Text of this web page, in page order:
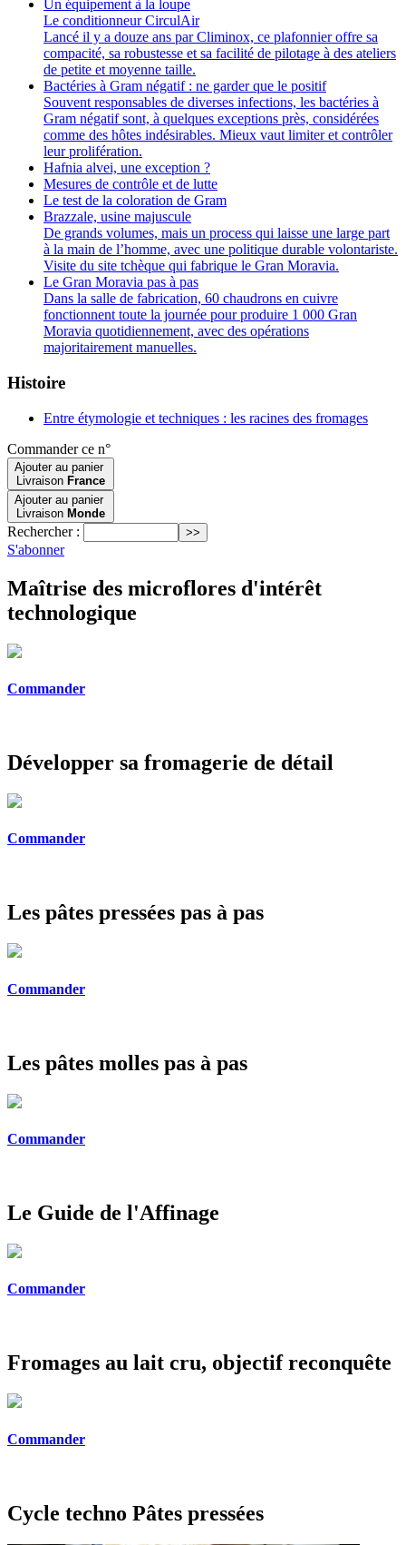
Un équipement à la loupe
Le conditionneur CirculAir
Lancé il y a douze ans par Climinox, ce plafonnier offre sa
compacité, sa robustesse et sa facilité de pilotage à des ateliers
de petite et moyenne taille.
Bactéries à Gram négatif : ne garder que le positif
Souvent responsables de diverses infections, les bactéries à
Gram négatif sont, à quelques exceptions près, considérées
comme des hôtes indésirables. Mieux vaut limiter et contrôler
leur prolifération.
Hafnia alvei, une exception ?
Mesures de contrôle et de lutte
Le test de la coloration de Gram
Brazzale, usine majuscule
De grands volu­mes, mais un process qui laisse une large part
à la main de l’homme, avec une politique durable volontariste.
Visite du site tchèque qui fabrique le Gran Moravia.
Le Gran Moravia pas à pas
Dans la salle de fabrication, 60 chaudrons en cuivre
fonctionnent toute la journée pour produire 1 000 Gran
Moravia quotidiennement, avec des opérations
majoritairement manuelles.
Histoire
Entre étymologie et techniques : les racines des fromages
Commander ce n°
Ajouter au panier
Livraison France
Ajouter au panier
Livraison Monde
Rechercher :
S'abonner
Maîtrise des microflores d'intérêt
technologique
Commander
Développer sa fromagerie de détail
Commander
Les pâtes pressées pas à pas
Commander
Les pâtes molles pas à pas
Commander
Le Guide de l'Affinage
Commander
Fromages au lait cru, objectif reconquête
Commander
Cycle techno Pâtes pressées